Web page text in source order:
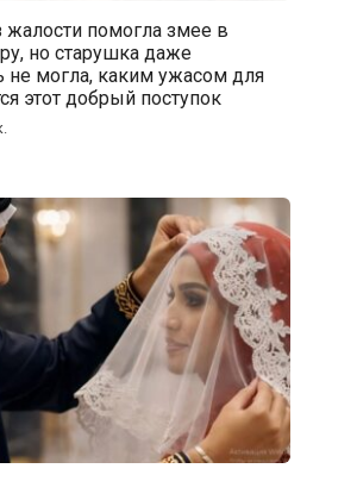
помогла змее в
но старушка даже
не могла, каким ужасом для
этот добрый поступок